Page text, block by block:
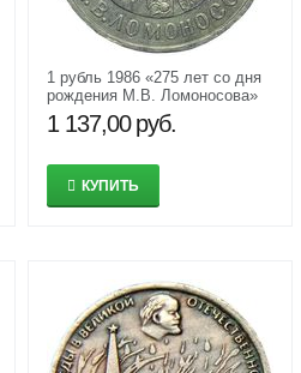
1 рубль 1986 «275 лет со дня
рождения М.В. Ломоносова»
XF-AU
1 137,00 руб.
КУПИТЬ